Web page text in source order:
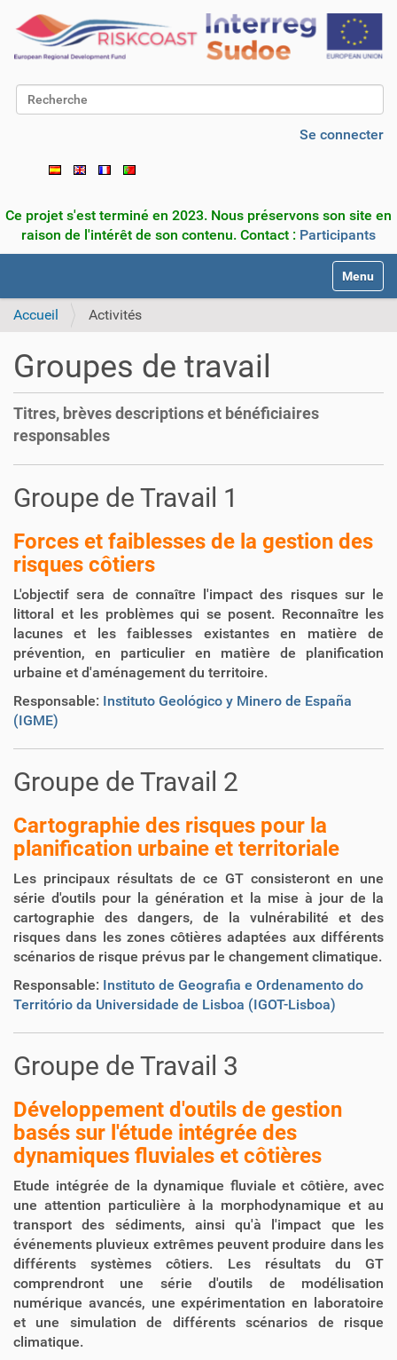
Chercher par
Se connecter
Ce projet s'est terminé en 2023. Nous préservons son site en
raison de l'intérêt de son contenu. Contact : Participants
v
Toggle
Accueil Activités
Groupes de travail
Titres, brèves descriptions et bénéficiaires
responsables
Groupe de Travail 1
Forces et faiblesses de la gestion des
risques côtiers
L'objectif sera de connaître l'impact des risques sur le
littoral et les problèmes qui se posent. Reconnaître les
lacunes et les faiblesses existantes en matière de
prévention, en particulier en matière de planification
urbaine et d'aménagement du territoire.
Responsable: Instituto Geológico y Minero de España
(IGME)
Groupe de Travail 2
Cartographie des risques pour la
planification urbaine et territoriale
Les principaux résultats de ce GT consisteront en une
série d'outils pour la génération et la mise à jour de la
cartographie des dangers, de la vulnérabilité et des
risques dans les zones côtières adaptées aux différents
scénarios de risque prévus par le changement climatique.
Responsable: Instituto de Geografia e Ordenamento do
Território da Universidade de Lisboa (IGOT-Lisboa)
Groupe de Travail 3
Développement d'outils de gestion
basés sur l'étude intégrée des
dynamiques fluviales et côtières
Etude intégrée de la dynamique fluviale et côtière, avec
une attention particulière à la morphodynamique et au
transport des sédiments, ainsi qu'à l'impact que les
événements pluvieux extrêmes peuvent produire dans les
différents systèmes côtiers. Les résultats du GT
comprendront une série d'outils de modélisation
numérique avancés, une expérimentation en laboratoire
et une simulation de différents scénarios de risque
climatique.